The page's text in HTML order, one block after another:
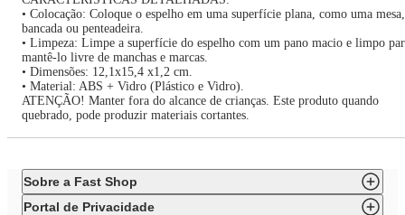
• Colocação: Coloque o espelho em uma superfície plana, como uma mesa,
bancada ou penteadeira.
• Limpeza: Limpe a superfície do espelho com um pano macio e limpo
mantê-lo livre de manchas e marcas.
• Dimensões: 12,1x15,4 x1,2 cm.
• Material: ABS + Vidro (Plástico e Vidro).
ATENÇÃO! Manter fora do alcance de crianças. Este produto quando
quebrado, pode produzir materiais cortantes.
Sobre a Fast Shop
Portal de Privacidade